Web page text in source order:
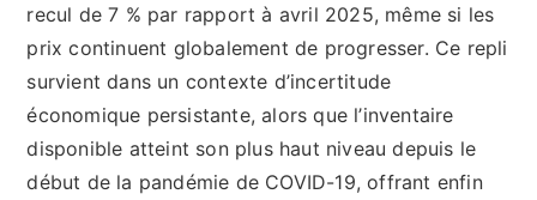
recul de 7 % par rapport à avril 2025, même si les
prix continuent globalement de progresser. Ce repli
survient dans un contexte d’incertitude
économique persistante, alors que l’inventaire
disponible atteint son plus haut niveau depuis le
début de la pandémie de COVID-19, offrant enfin